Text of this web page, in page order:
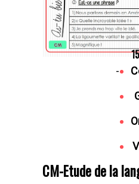
-
CM-Etude de la